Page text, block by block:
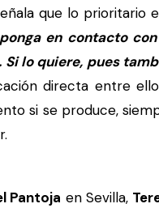
que lo prioritario
en contacto
Si lo quiere, pues
directa entre
si se produce,
Pantoja en Sevilla,